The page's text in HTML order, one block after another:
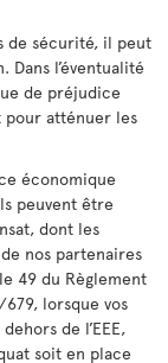
de sécurité, il peut
l’éventualité
de préjudice
pour atténuer les
économique
peuvent être
dont les
nos partenaires
49 du Règlement
lorsque vos
de l’EEE,
soit en place